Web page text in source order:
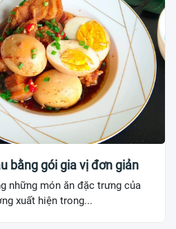
bằng gói gia vị đơn giản
những món ăn đặc trưng của
xuất hiện trong...